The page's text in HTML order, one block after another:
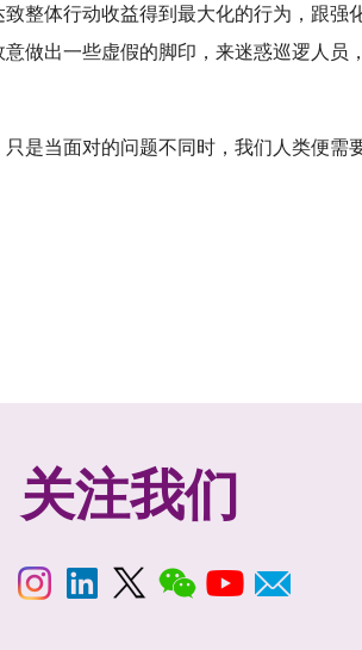
整体行动收益得到最大化的行为，跟强
做出一些虚假的脚印，来迷惑巡逻人员
是当面对的问题不同时，我们人类便需
关注我们